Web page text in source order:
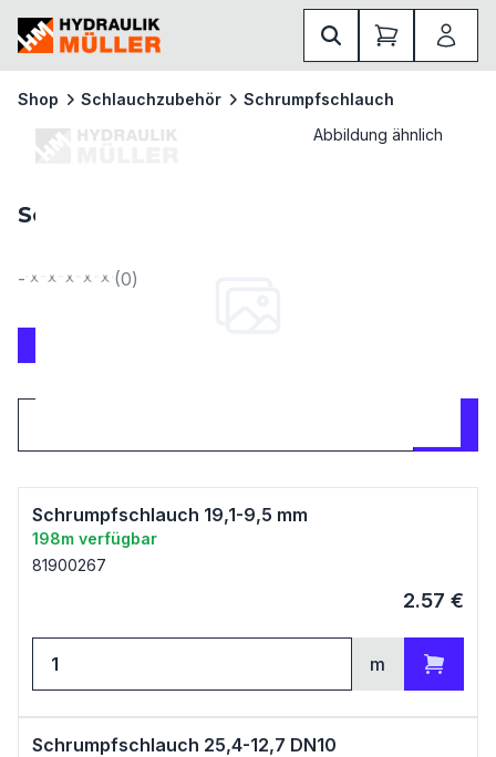
Shop Schlauchzubehör
Schrumpfschlauch
Abbildung ähnlich
Schrumpfschlauch
- (0)
Schrumpfschlauch 19,1-9,5 mm
198m verfügbar
81900267
2.57 €
m
Schrumpfschlauch 25,4-12,7 DN10